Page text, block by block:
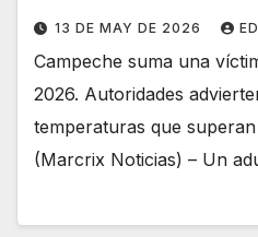
13 DE MAY DE 2026
Campeche suma una
2026. Autoridades
temperaturas que
(Marcrix Noticias) – Un